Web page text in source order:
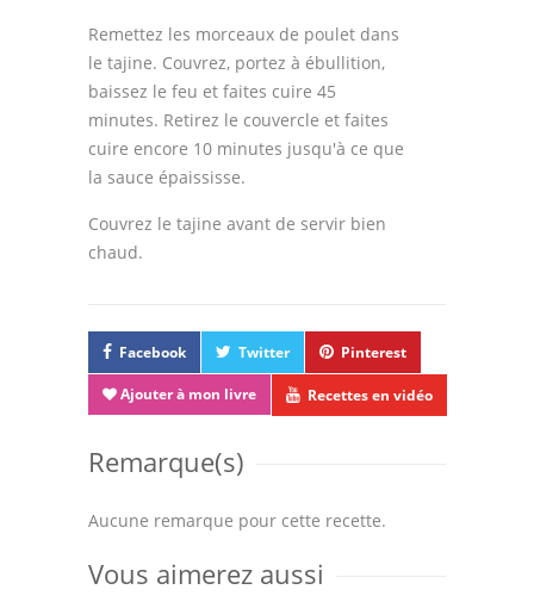
Remettez les morceaux de poulet dans
le tajine. Couvrez, portez à ébullition,
baissez le feu et faites cuire 45
minutes. Retirez le couvercle et faites
cuire encore 10 minutes jusqu'à ce que
la sauce épaississe.
Couvrez le tajine avant de servir bien
chaud.
Facebook Twitter Pinterest
Ajouter à mon livre Recettes en vidéo
Remarque(s)
Aucune remarque pour cette recette.
Vous aimerez aussi